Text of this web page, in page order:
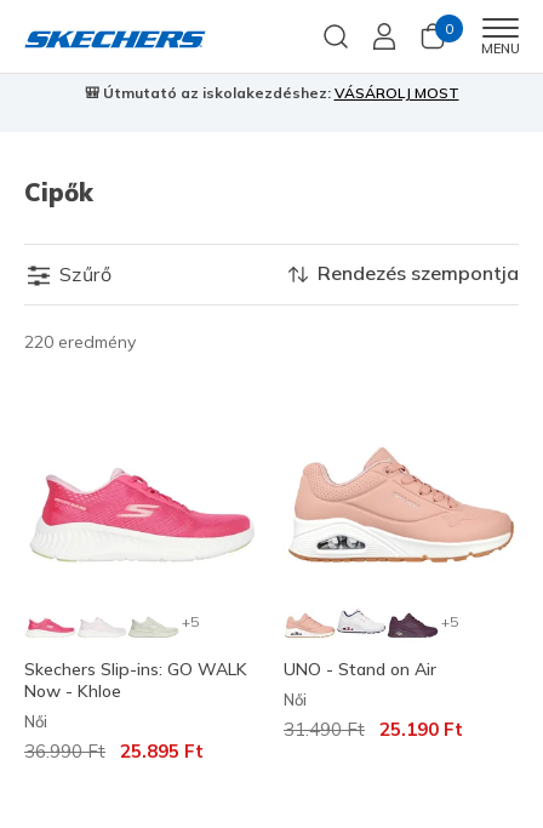
0
MENU
🎒 Útmutató az iskolakezdéshez: VÁSÁROLJ MOST
Cipők
Szűrő
220 eredmény
Rendezés szempontja
+5
Skechers Slip-ins: GO WALK
Now - Khloe
Női
Az ár a következőhöz képest csökkent:
36.990 Ft címzett:
25.895 Ft
+5
UNO - Stand on Air
Női
Az ár a következőhöz képest
31.490 Ft címzett:
25.190 Ft